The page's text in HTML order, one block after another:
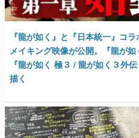
電ファミニコゲーマーとは？
運営：株式会社マレ
『龍が如く』と『日本統一』コ
メイキング映像が公開。『龍が如
『龍が如く 極３ / 龍が如く３外
描く